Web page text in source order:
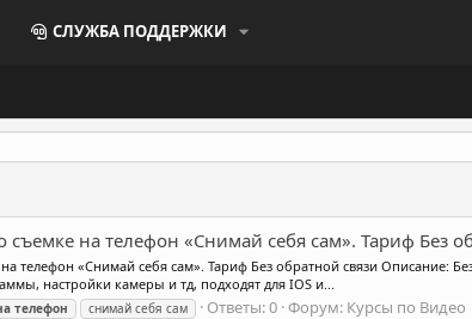
СЛУЖБА ПОДДЕРЖКИ
съемке на телефон «Снимай себя сам»‎. Тариф Без
телефон «Снимай себя сам»‎. Тариф Без обратной связи Описание:
настройки камеры и тд, подходят для IOS и...
телефон снимай себя сам Ответы: 0 Форум: Курсы по Видео